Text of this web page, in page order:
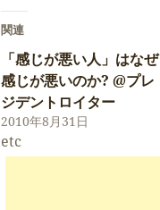
関連
「感じが悪い人」はなぜ
感じが悪いのか? @プレ
ジデントロイター
2010年8月31日
etc